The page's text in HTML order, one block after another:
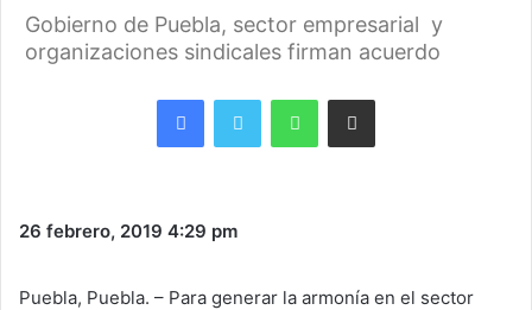
Gobierno de Puebla, sector empresarial y
organizaciones sindicales firman acuerdo
FacebookTwitter WhatsAppShare via Email
26 febrero, 2019 4:29 pm
Puebla, Puebla. – Para generar la armonía en el sector